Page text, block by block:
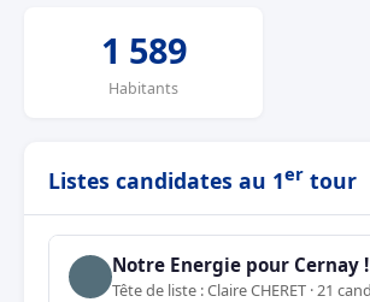
1 589
Habitants
Listes candidates au 1er tour
Notre Energie pour Cernay !
Tête de liste : Claire CHERET · 21